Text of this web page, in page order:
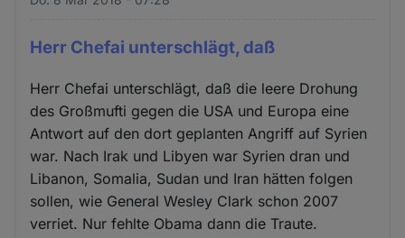
Herr Chefai unterschlägt, daß
Herr Chefai unterschlägt, daß die leere Drohung
des Großmufti gegen die USA und Europa eine
Antwort auf den dort geplanten Angriff auf Syrien
war. Nach Irak und Libyen war Syrien dran und
Libanon, Somalia, Sudan und Iran hätten folgen
sollen, wie General Wesley Clark schon 2007
verriet. Nur fehlte Obama dann die Traute.